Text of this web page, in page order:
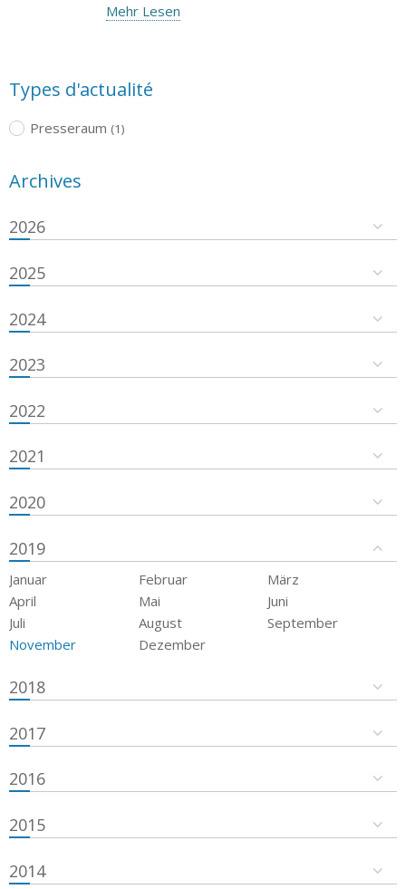
Mehr Lesen
Types d'actualité
Presseraum (1)
Archives
2026
2025
2024
2023
2022
2021
2020
2019
Januar Februar
März
April
Mai
Juni
Juli
August
September
November
Dezember
2018
2017
2016
2015
2014